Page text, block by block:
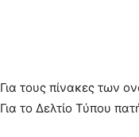
Για τους πίνακες των
Για το Δελτίο Τύπου